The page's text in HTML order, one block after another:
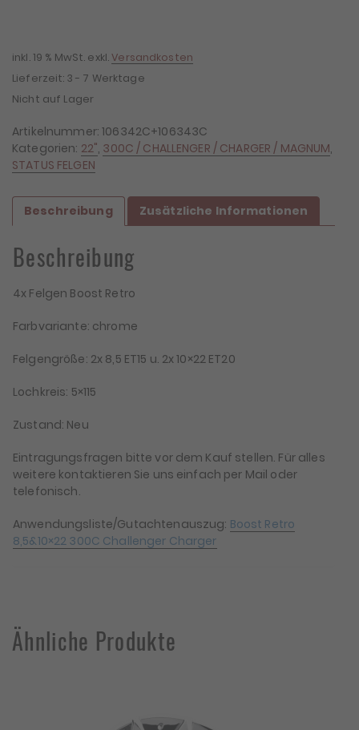
inkl. 19 % MwSt. exkl.Versandkosten
Lieferzeit: 3 - 7 Werktage
Nicht auf Lager
Artikelnummer:106342C+106343C
Kategorien: 22", 300C / CHALLENGER / CHARGER / MAGNUM,
STATUS FELGEN
Beschreibung Zusätzliche Informationen
Beschreibung
4x Felgen Boost Retro
Farbvariante: chrome
Felgengröße: 2x 8,5 ET15 u. 2x 10×22 ET20
Lochkreis: 5×115
Zustand: Neu
Eintragungsfragen bitte vor dem Kauf stellen. Für alles
weitere kontaktieren Sie uns einfach per Mail oder
telefonisch.
Anwendungsliste/Gutachtenauszug: Boost Retro
8,5&10×22 300C Challenger Charger
Ähnliche Produkte